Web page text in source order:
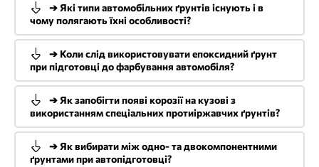
➔ Які типи автомобільних ґрунтів існують і в
чому полягають їхні особливості?
➔ Коли слід використовувати епоксидний ґрунт
при підготовці до фарбування автомобіля?
➔ Як запобігти появі корозії на кузові з
використанням спеціальних протиіржавчих ґрунтів?
➔ Як вибирати між одно- та двокомпонентними
ґрунтами при автопідготовці?